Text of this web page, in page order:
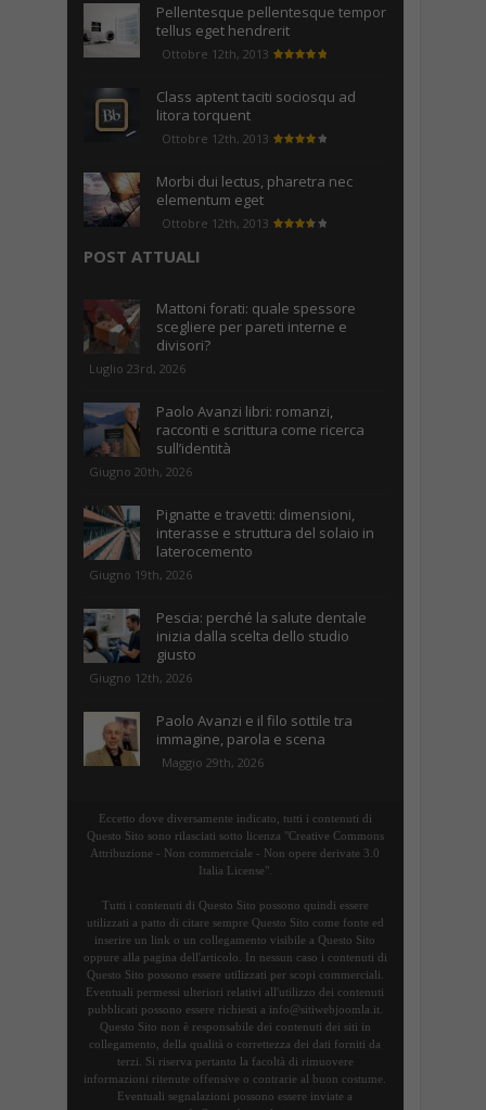
Pellentesque pellentesque tempor
tellus eget hendrerit
Ottobre 12th, 2013
Class aptent taciti sociosqu ad
litora torquent
Ottobre 12th, 2013
Morbi dui lectus, pharetra nec
elementum eget
Ottobre 12th, 2013
POST ATTUALI
Mattoni forati: quale spessore
scegliere per pareti interne e
divisori?
Luglio 23rd, 2026
Paolo Avanzi libri: romanzi,
racconti e scrittura come ricerca
sull’identità
Giugno 20th, 2026
Pignatte e travetti: dimensioni,
interasse e struttura del solaio in
laterocemento
Giugno 19th, 2026
Pescia: perché la salute dentale
inizia dalla scelta dello studio
giusto
Giugno 12th, 2026
Paolo Avanzi e il filo sottile tra
immagine, parola e scena
Maggio 29th, 2026
Eccetto dove diversamente indicato, tutti i contenuti di
Questo Sito sono rilasciati sotto licenza "Creative Commons
Attribuzione - Non commerciale - Non opere derivate 3.0
Italia License".
Tutti i contenuti di Questo Sito possono quindi essere
utilizzati a patto di citare sempre Questo Sito come fonte ed
inserire un link o un collegamento visibile a Questo Sito
oppure alla pagina dell'articolo. In nessun caso i contenuti di
Questo Sito possono essere utilizzati per scopi commerciali.
Eventuali permessi ulteriori relativi all'utilizzo dei contenuti
pubblicati possono essere richiesti a info@sitiwebjoomla.it.
Questo Sito non è responsabile dei contenuti dei siti in
collegamento, della qualità o correttezza dei dati forniti da
terzi. Si riserva pertanto la facoltà di rimuovere
informazioni ritenute offensive o contrarie al buon costume.
Eventuali segnalazioni possono essere inviate a